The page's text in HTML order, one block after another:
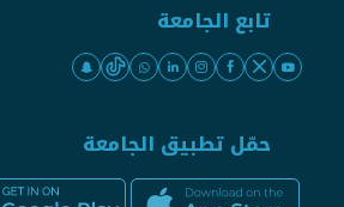
تابع الجامعة
حمّل تطبيق الجامعة